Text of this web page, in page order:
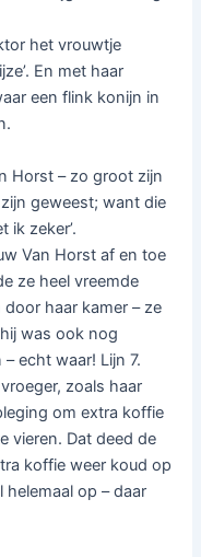
het vrouwtje
En met haar
een flink konijn in
Horst – zo groot zijn
geweest; want die
ik zeker’.
Van Horst af en toe
ze heel vreemde
haar kamer – ze
was ook nog
echt waar! Lijn 7.
zoals haar
om extra koffie
vieren. Dat deed de
koffie weer koud op
op – daar